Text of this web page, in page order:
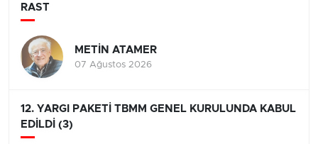
RAST
METİN ATAMER
07 Ağustos 2026
12. YARGI PAKETİ TBMM GENEL KURULUNDA KABUL
EDİLDİ (3)